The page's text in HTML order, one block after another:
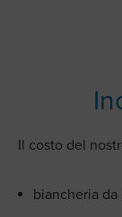
Il costo del
biancheria da